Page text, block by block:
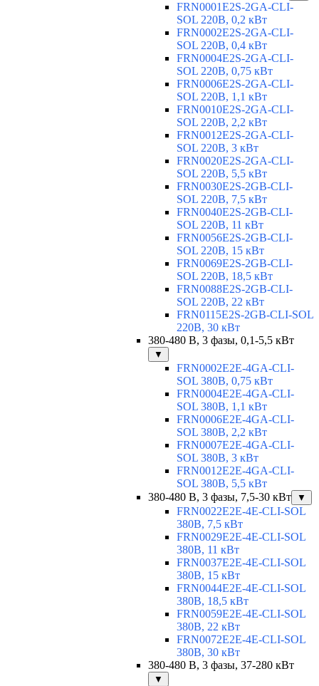
FRN0001E2S-2GA-CLI-
SOL 220В, 0,2 кВт
FRN0002E2S-2GA-CLI-
SOL 220В, 0,4 кВт
FRN0004E2S-2GA-CLI-
SOL 220В, 0,75 кВт
FRN0006E2S-2GA-CLI-
SOL 220В, 1,1 кВт
FRN0010E2S-2GA-CLI-
SOL 220В, 2,2 кВт
FRN0012E2S-2GA-CLI-
SOL 220В, 3 кВт
FRN0020E2S-2GA-CLI-
SOL 220В, 5,5 кВт
FRN0030E2S-2GB-CLI-
SOL 220В, 7,5 кВт
FRN0040E2S-2GB-CLI-
SOL 220В, 11 кВт
FRN0056E2S-2GB-CLI-
SOL 220В, 15 кВт
FRN0069E2S-2GB-CLI-
SOL 220В, 18,5 кВт
FRN0088E2S-2GB-CLI-
SOL 220В, 22 кВт
FRN0115E2S-2GB-CLI-SOL
220В, 30 кВт
380-480 В, 3 фазы, 0,1-5,5 кВт
▼
FRN0002E2E-4GA-CLI-
SOL 380В, 0,75 кВт
FRN0004E2E-4GA-CLI-
SOL 380В, 1,1 кВт
FRN0006E2E-4GA-CLI-
SOL 380В, 2,2 кВт
FRN0007E2E-4GA-CLI-
SOL 380В, 3 кВт
FRN0012E2E-4GA-CLI-
SOL 380В, 5,5 кВт
380-480 В, 3 фазы, 7,5-30 кВт
▼
FRN0022E2E-4E-CLI-SOL
380В, 7,5 кВт
FRN0029E2E-4E-CLI-SOL
380В, 11 кВт
FRN0037E2E-4E-CLI-SOL
380В, 15 кВт
FRN0044E2E-4E-CLI-SOL
380В, 18,5 кВт
FRN0059E2E-4E-CLI-SOL
380В, 22 кВт
FRN0072E2E-4E-CLI-SOL
380В, 30 кВт
380-480 В, 3 фазы, 37-280 кВт
▼